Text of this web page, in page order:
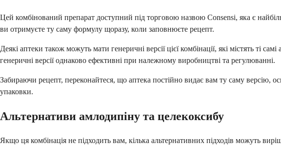
Цей комбінований препарат доступний під торговою назвою Consensi, яка є
ви отримуєте ту саму формулу щоразу, коли заповнюєте рецепт.
Деякі аптеки також можуть мати генеричні версії цієї комбінації, які містять ті
генеричні версії однаково ефективні при належному виробництві та регулюванні.
Забираючи рецепт, переконайтеся, що аптека постійно видає вам ту саму версію,
упаковки.
Альтернативи амлодипіну та целекоксибу
Якщо ця комбінація не підходить вам, кілька альтернативних підходів можуть